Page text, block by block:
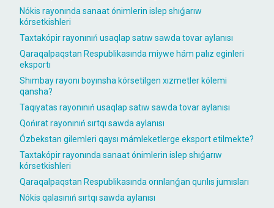
Nókis rayonında sanaat ónimlerin islep shıǵarıw
kórsetkishleri
Taxtakópir rayonınıń usaqlap satıw sawda tovar aylanısı
Qaraqalpaqstan Respublikasında miywe hám palız eginleri
eksportı
Shımbay rayonı boyınsha kórsetilgen xızmetler kólemi
qansha?
Taqıyatas rayonınıń usaqlap satıw sawda tovar aylanısı
Qońırat rayonınıń sırtqı sawda aylanısı
Ózbekstan gilemleri qaysı mámleketlerge eksport etilmekte?
Taxtakópir rayonında sanaat ónimlerin islep shıǵarıw
kórsetkishleri
Qaraqalpaqstan Respublikasında orınlanǵan qurılıs jumısları
Nókis qalasınıń sırtqı sawda aylanısı